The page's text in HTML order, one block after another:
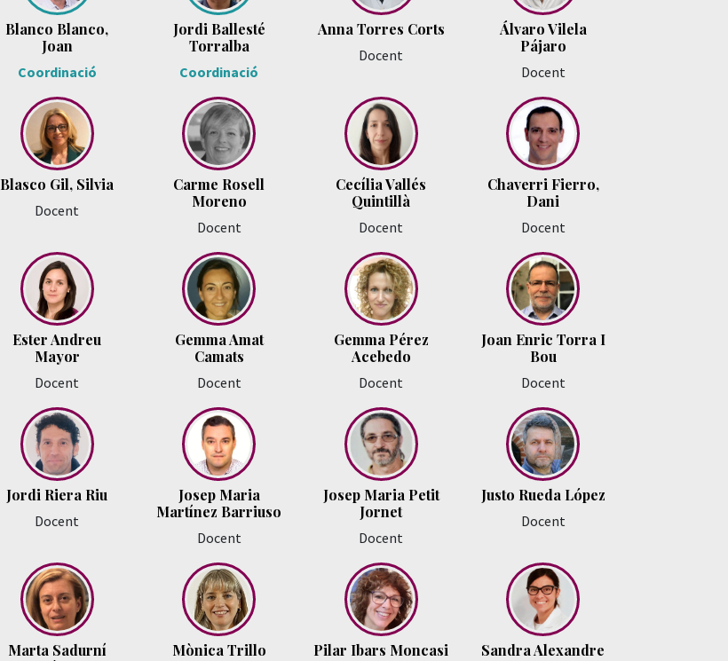
Blanco Blanco,
Joan
Coordinació
Jordi Ballesté
Torralba
Coordinació
Anna Torres Corts
Docent
Álvaro Vilela
Pájaro
Docent
Blasco Gil, Silvia
Docent
Carme Rosell
Moreno
Docent
Cecília Vallés
Quintillà
Docent
Chaverri Fierro,
Dani
Docent
Ester Andreu
Mayor
Docent
Gemma Amat
Camats
Docent
Gemma Pérez
Acebedo
Docent
Joan Enric Torra I
Bou
Docent
Jordi Riera Riu
Docent
Josep Maria
Martínez Barriuso
Docent
Josep Maria Petit
Jornet
Docent
Justo Rueda López
Docent
Marta Sadurní
Mònica Trillo
Pilar Ibars Moncasi
Sandra Alexandre